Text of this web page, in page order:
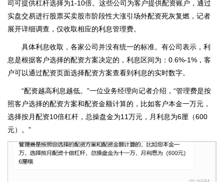
司可提供杠杆选择为1-10倍。这些公司为客户提供配资账户，通过
实盘交易进行股票买卖股市阶段性大涨引场外配资死灰复燃，记者
展开详细调查，仅收取相应的利息管理费。
具体利息收取，各家公司并没有统一的标准。有公司表示，利
息是根据客户选择的配资方案决定的，利息区间为：0.6%-1%，客
户可以通过配资页面选择配资方案查看到利息的实时数字。
“配资越高利息越低。”一位业务经理向记者介绍，“管理费是按
照客户选择的配资方案和配资金额计算的，比如客户本金一万元，
选择按月配资10倍杠杆，总操盘金为11万元，月利息为6厘（600
元）。”